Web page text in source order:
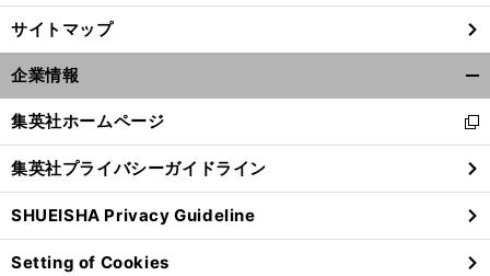
サイトマップ
企業情報
閉
る
集英社ホームページ
新
し
い
ウ
ィ
ン
ド
集英社プライバシーガイドライン
SHUEISHA Privacy Guideline
Setting of Cookies